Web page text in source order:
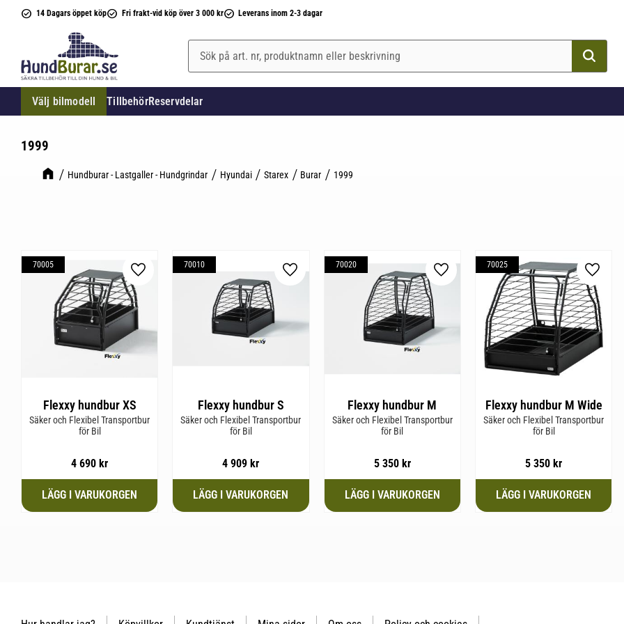
14 Dagars öppet köp Fri frakt-vid köp över 3 000 kr Leverans inom 2-3 dagar
Välj bilmodell TillbehörReservdelar
1999
Hundburar - Lastgaller - Hundgrindar Hyundai Starex Burar 1999
Flexxy hundbur XS
Säker och Flexibel Transportbur
för Bil
4 690 kr
70005
Lägg till i favoriter
Flexxy hundbur S
Säker och Flexibel Transportbur
för Bil
4 909 kr
70010
Lägg till i favoriter
Flexxy hundbur M
Säker och Flexibel Transportbur
för Bil
5 350kr
70020
Lägg till i favoriter
Flexxy hundbur M Wide
Säker och Flexibel Transportbur
för Bil
5 350 kr
70025
Lägg